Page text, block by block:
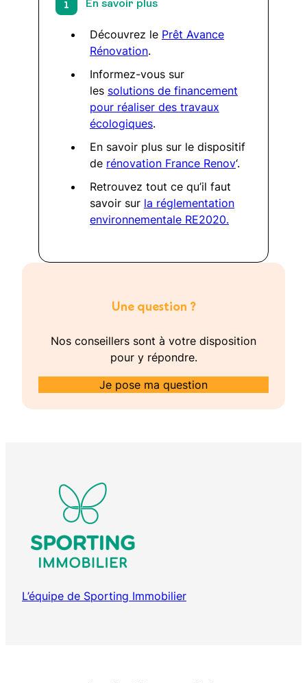
En savoir plus
Découvrez le Prêt Avance
Rénovation.
Informez-vous sur
les solutions de financement
pour réaliser des travaux
écologiques.
En savoir plus sur le dispositif
de rénovation France Renov‘.
Retrouvez tout ce qu’il faut
savoir sur la réglementation
environnementale RE2020.
Une question ?
Nos conseillers sont à votre disposition
pour y répondre.
Je pose ma question
L’équipe de Sporting Immobilier